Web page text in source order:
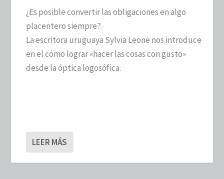
¿Es posible convertir las obligaciones en algo
placentero siempre?
La escritora uruguaya Sylvia Leone nos introduce
en el cómo lograr «hacer las cosas con gusto»
desde la óptica logosófica.
LEER MÁS